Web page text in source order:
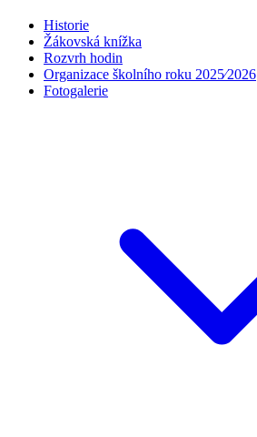
Historie
Žákovská knížka
Rozvrh hodin
Organizace školního roku 2025⁄2026
Fotogalerie